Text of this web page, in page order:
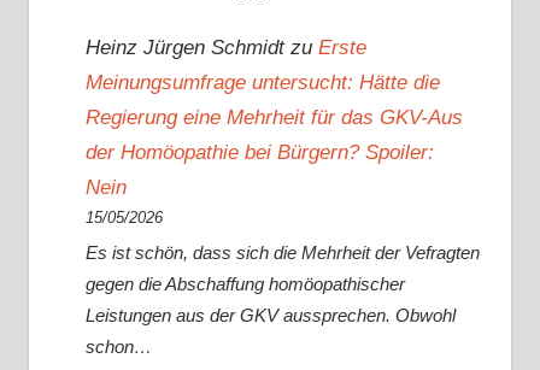
Heinz Jürgen Schmidtzu Erste
Meinungsumfrage untersucht: Hätte die
Regierung eine Mehrheit für das GKV-Aus
der Homöopathie bei Bürgern? Spoiler:
Nein
15/05/2026
Es ist schön, dass sich die Mehrheit der Vefragten
gegen die Abschaffung homöopathischer
Leistungen aus der GKV aussprechen. Obwohl
schon…